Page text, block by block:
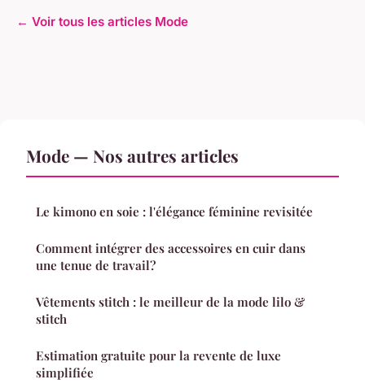
← Voir tous les articles Mode
Mode — Nos autres articles
Le kimono en soie : l'élégance féminine revisitée
Comment intégrer des accessoires en cuir dans
une tenue de travail?
Vêtements stitch : le meilleur de la mode lilo &
stitch
Estimation gratuite pour la revente de luxe
simplifiée